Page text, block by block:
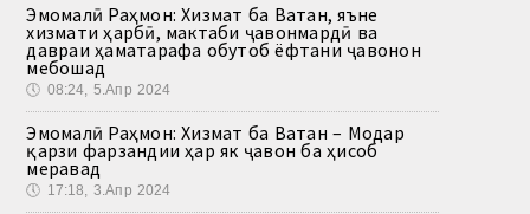
Эмомалӣ Раҳмон: Хизмат ба Ватан, яъне
хизмати ҳарбӣ, мактаби ҷавонмардӣ ва
давраи ҳаматарафа обутоб ёфтани ҷавонон
мебошад
🕔 08:24, 5.Апр 2024
Эмомалӣ Раҳмон: Хизмат ба Ватан – Модар
қарзи фарзандии ҳар як ҷавон ба ҳисоб
меравад
🕔 17:18, 3.Апр 2024